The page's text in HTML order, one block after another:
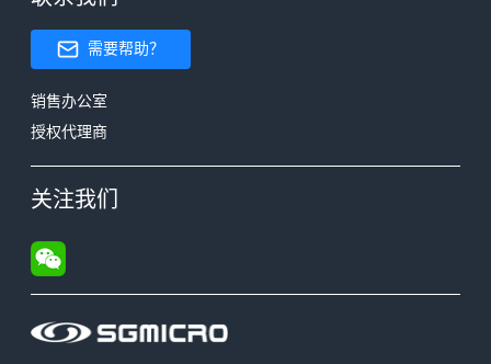
需要帮助？
销售办公室
授权代理商
关注我们